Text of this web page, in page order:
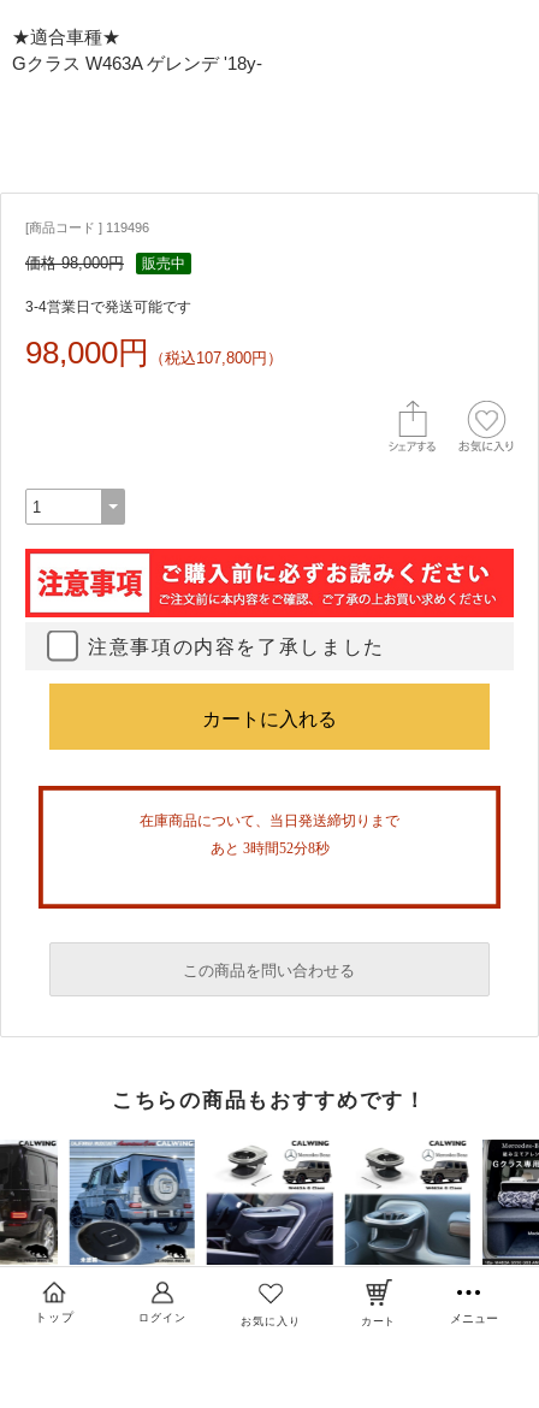
★適合車種★
Gクラス W463A ゲレンデ '18y-
[商品コード ] 119496
価格 98,000円 販売中
3-4営業日で発送可能です
98,000円 （税込107,800円）
注意事項の内容を了承しました
在庫商品について、当日発送締切りまで
あと 3時間52分7秒
この商品を問い合わせる
必須
こちらの商品もおすすめです！
トップ ログイン お気に入り カート メニュー